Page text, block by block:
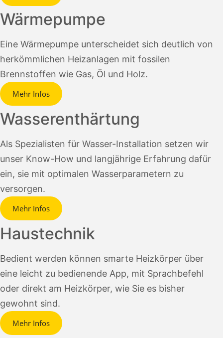
Wärmepumpe
Eine Wärmepumpe unterscheidet sich deutlich von
herkömmlichen Heizanlagen mit fossilen
Brennstoffen wie Gas, Öl und Holz.
Mehr Infos
Wasserenthärtung
Als Spezialisten für Wasser-Installation setzen wir
unser Know-How und langjährige Erfahrung dafür
ein, sie mit optimalen Wasserparametern zu
versorgen.
Mehr Infos
Haustechnik
Bedient werden können smarte Heizkörper über
eine leicht zu bedienende App, mit Sprachbefehl
oder direkt am Heizkörper, wie Sie es bisher
gewohnt sind.
Mehr Infos